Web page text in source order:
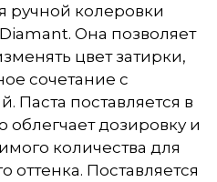
ручной колеровки
Она позволяет
цвет затирки,
сочетание с
поставляется в
дозировку и
количества для
оттенка. Поставляется